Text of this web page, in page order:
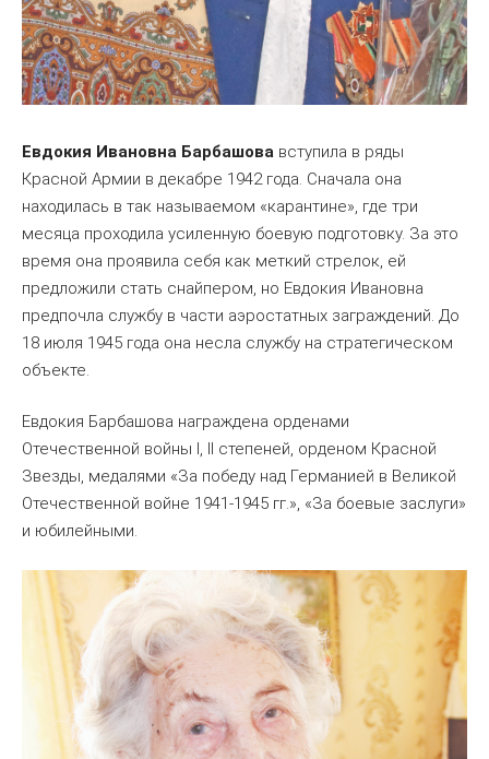
Евдокия Ивановна Барбашова вступила в ряды
Красной Армии в декабре 1942 года. Сначала она
находилась в так называемом «карантине», где три
месяца проходила усиленную боевую подготовку. За это
время она проявила себя как меткий стрелок, ей
предложили стать снайпером, но Евдокия Ивановна
предпочла службу в части аэростатных заграждений. До
18 июля 1945 года она несла службу на стратегическом
объекте.
Евдокия Барбашова награждена орденами
Отечественной войны I, II степеней, орденом Красной
Звезды, медалями «За победу над Германией в Великой
Отечественной войне 1941-1945 гг.», «За боевые заслуги»
и юбилейными.